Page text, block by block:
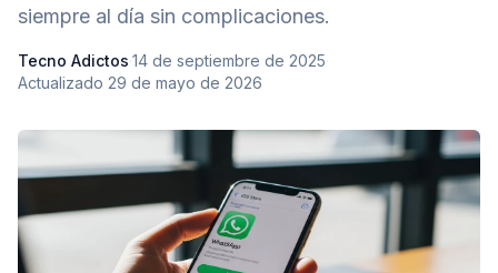
siempre al día sin complicaciones.
Tecno Adictos·14 de septiembre de 2025·
Actualizado 29 de mayo de 2026